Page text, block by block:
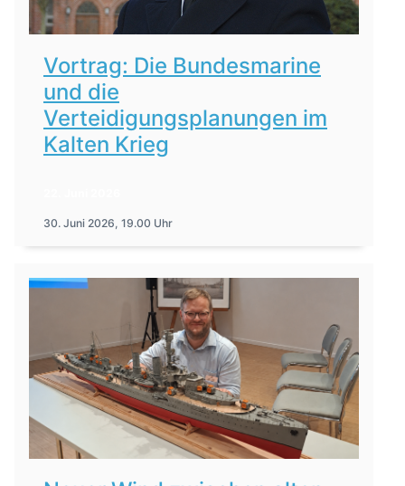
Vortrag: Die Bundesmarine
und die
Verteidigungsplanungen im
Kalten Krieg
30. Juni 2026, 19.00 Uhr